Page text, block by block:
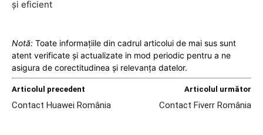
și eficient
Notă: Toate informațiile din cadrul articolui de mai sus sunt
atent verificate și actualizate in mod periodic pentru a ne
asigura de corectitudinea și relevanța datelor.
Articolul precedent
Contact Huawei România
Articolul următor
Contact Fiverr România